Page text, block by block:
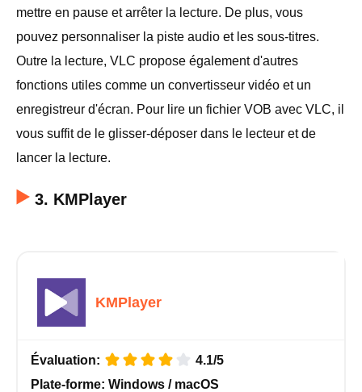
Télécharger
mettre en pause et arrêter la lecture. De plus, vous
pouvez personnaliser la piste audio et les sous-titres.
Outre la lecture, VLC propose également d'autres
fonctions utiles comme un convertisseur vidéo et un
enregistreur d'écran. Pour lire un fichier VOB avec VLC, il
vous suffit de le glisser-déposer dans le lecteur et de
lancer la lecture.
3. KMPlayer
KMPlayer
Évaluation:
4.1/5
Plate-forme: Windows / macOS